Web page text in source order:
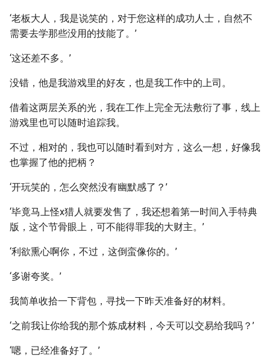
‘老板大人，我是说笑的，对于您这样的成功人士，自然不
需要去学那些没用的技能了。’
‘这还差不多。’
没错，他是我游戏里的好友，也是我工作中的上司。
借着这两层关系的光，我在工作上完全无法敷衍了事，线上
游戏里也可以随时追踪我。
不过，相对的，我也可以随时看到对方，这么一想，好像我
也掌握了他的把柄？
‘开玩笑的，怎么突然没有幽默感了？’
‘毕竟马上怪x猎人就要发售了，我还想着第一时间入手特典
版，这个节骨眼上，可不能得罪我的大财主。’
‘利欲熏心啊你，不过，这倒蛮像你的。’
‘多谢夸奖。’
我简单收拾一下背包，寻找一下昨天准备好的材料。
‘之前我让你给我的那个炼成材料，今天可以交易给我吗？’
‘嗯，已经准备好了。’